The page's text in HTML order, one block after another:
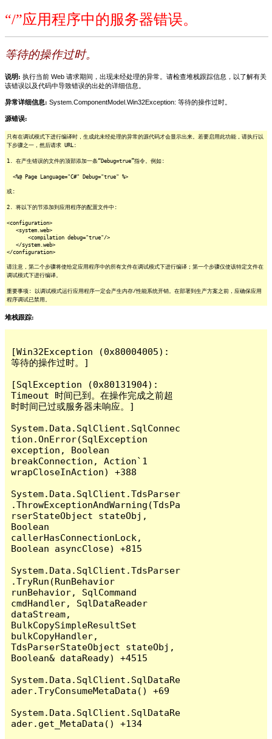
“/”应用程序中的服务器错误。
等待的操作过时。
说明: 执行当前 Web 请求期间，出现未经处理的异常。请检查堆栈跟踪信息，以了解有关
该错误以及代码中导致错误的出处的详细信息。
异常详细信息: System.ComponentModel.Win32Exception: 等待的操作过时。
源错误:
只有在调试模式下进行编译时，生成此未经处理的异常的源代码才会显示出来。若要启用此功能，请执行以
下步骤之一，然后请求 URL:
1. 在产生错误的文件的顶部添加一条“Debug=true”指令。例如:
<%@ Page Language="C#" Debug="true" %>
或:
2. 将以下的节添加到应用程序的配置文件中:
<configuration>
<system.web>
<compilation debug="true"/>
</system.web>
</configuration>
请注意，第二个步骤将使给定应用程序中的所有文件在调试模式下进行编译；第一个步骤仅使该特定文件在
调试模式下进行编译。
重要事项: 以调试模式运行应用程序一定会产生内存/性能系统开销。在部署到生产方案之前，应确保应用
程序调试已禁用。
堆栈跟踪:
[Win32Exception (0x80004005):
等待的操作过时。]
[SqlException (0x80131904):
Timeout 时间已到。在操作完成之前超
时时间已过或服务器未响应。]
System.Data.SqlClient.SqlConnec
tion.OnError(SqlException
exception, Boolean
breakConnection, Action`1
wrapCloseInAction) +388
System.Data.SqlClient.TdsParser
.ThrowExceptionAndWarning(TdsPa
rserStateObject stateObj,
Boolean
callerHasConnectionLock,
Boolean asyncClose) +815
System.Data.SqlClient.TdsParser
.TryRun(RunBehavior
runBehavior, SqlCommand
cmdHandler, SqlDataReader
dataStream,
BulkCopySimpleResultSet
bulkCopyHandler,
TdsParserStateObject stateObj,
Boolean& dataReady) +4515
System.Data.SqlClient.SqlDataRe
ader.TryConsumeMetaData() +69
System.Data.SqlClient.SqlDataRe
ader.get_MetaData() +134